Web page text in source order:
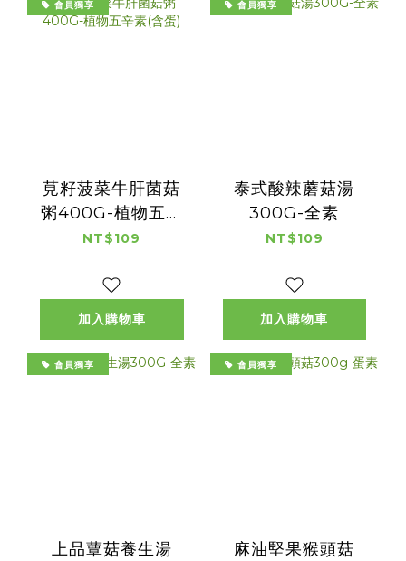
會員獨享
莧籽菠菜牛肝菌菇
粥400G-植物五辛
素(含蛋)
NT$109
加入購物車
會員獨享
泰式酸辣蘑菇湯
300G-全素
NT$109
加入購物車
會員獨享
上品蕈菇養生湯
會員獨享
麻油堅果猴頭菇